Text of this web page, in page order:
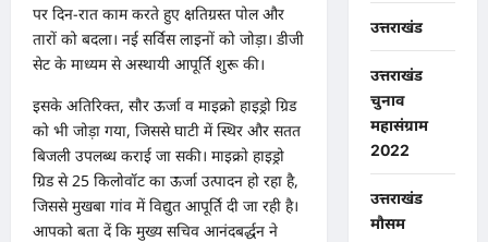
पर दिन-रात काम करते हुए क्षतिग्रस्त पोल और
तारों को बदला। नई सर्विस लाइनों को जोड़ा। डीजी
सेट के माध्यम से अस्थायी आपूर्ति शुरू की।
इसके अतिरिक्त, सौर ऊर्जा व माइक्रो हाइड्रो ग्रिड
को भी जोड़ा गया, जिससे घाटी में स्थिर और सतत
बिजली उपलब्ध कराई जा सकी। माइक्रो हाइड्रो
ग्रिड से 25 किलोवॉट का ऊर्जा उत्पादन हो रहा है,
जिससे मुखबा गांव में विद्युत आपूर्ति दी जा रही है।
आपको बता दें कि मुख्य सचिव आनंदबर्द्धन ने
उत्तराखंड
उत्तराखंड
चुनाव
महासंग्राम
2022
उत्तराखंड
मौसम